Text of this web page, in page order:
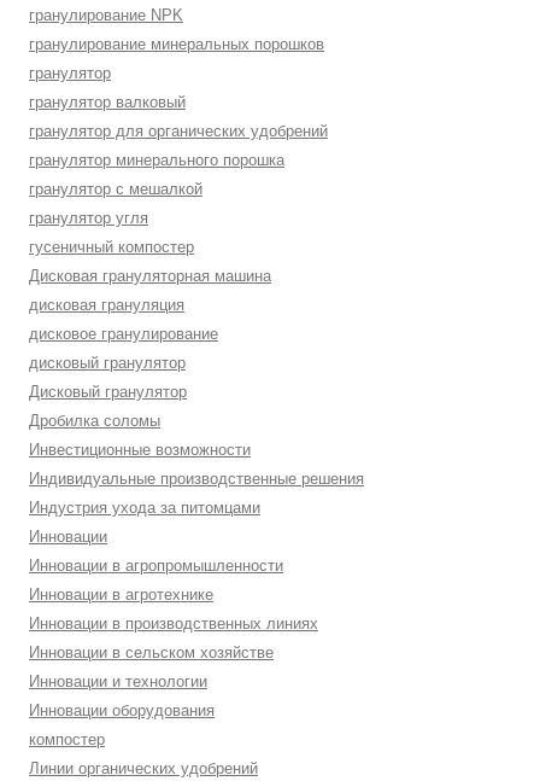
гранулирование NPK
гранулирование минеральных порошков
гранулятор
гранулятор валковый
гранулятор для органических удобрений
гранулятор минерального порошка
гранулятор с мешалкой
гранулятор угля
гусеничный компостер
Дисковая грануляторная машина
дисковая грануляция
дисковое гранулирование
дисковый гранулятор
Дисковый гранулятор
Дробилка соломы
Инвестиционные возможности
Индивидуальные производственные решения
Индустрия ухода за питомцами
Инновации
Инновации в агропромышленности
Инновации в агротехнике
Инновации в производственных линиях
Инновации в сельском хозяйстве
Инновации и технологии
Инновации оборудования
компостер
Линии органических удобрений